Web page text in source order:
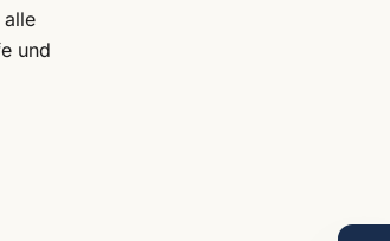
alle
und